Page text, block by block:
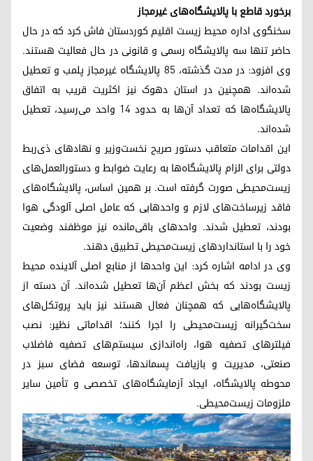
برخورد قاطع با پالایشگاه‌های غیرمجاز
سخنگوی اداره محیط زیست اقلیم کوردستان فاش کرد که در حال
حاضر تنها سه پالایشگاه رسمی و قانونی در حال فعالیت هستند.
وی افزود: در مدت گذشته، ۸۵ پالایشگاه غیرمجاز پلمب و تعطیل
شده‌اند. همچنین در استان دهوک نیز اکثریت قریب به اتفاق
پالایشگاه‌ها که تعداد آن‌ها به حدود ۱۴ واحد می‌رسید، تعطیل
شده‌اند.
این اقدامات متعاقب دستور صریح نخست‌وزیر و نهادهای ذی‌ربط
دولتی برای الزام پالایشگاه‌ها به رعایت ضوابط و دستورالعمل‌های
زیست‌محیطی صورت گرفته است. بر همین اساس، پالایشگاه‌های
فاقد زیرساخت‌های لازم و واحدهایی که عامل اصلی آلودگی هوا
بودند، تعطیل شدند. واحدهای باقی‌مانده نیز موظفند وضعیت
خود را با استانداردهای زیست‌محیطی تطبیق دهند.
وی در ادامه اشاره کرد: این واحدها از منابع اصلی آلاینده محیط
زیست بودند که بخش اعظم آن‌ها تعطیل شده‌اند. آن دسته از
پالایشگاه‌هایی که همچنان فعال هستند نیز باید پروتکل‌های
سخت‌گیرانه زیست‌محیطی را اجرا کنند؛ اقداماتی نظیر: نصب
فیلترهای تصفیه هوا، راه‌اندازی سیستم‌های تصفیه فاضلاب
صنعتی، مدیریت و بازیافت پسماندها، توسعه فضای سبز در
محوطه پالایشگاه، ایجاد آزمایشگاه‌های تخصصی و تأمین سایر
ملزومات زیست‌محیطی.